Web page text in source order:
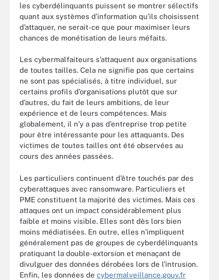
les cyberdélinquants puissent se montrer sélectifs
quant aux systèmes d’information qu’ils choisissent
d’attaquer, ne serait-ce que pour maximiser leurs
chances de monétisation de leurs méfaits.
Les cybermalfaiteurs s’attaquent aux organisations
de toutes tailles. Cela ne signifie pas que certains
ne sont pas spécialisés, à titre individuel, sur
certains profils d’organisations plutôt que sur
d’autres, du fait de leurs ambitions, de leur
expérience et de leurs compétences. Mais
globalement, il n’y a pas d’entreprise trop petite
pour être intéressante pour les attaquants. Des
victimes de toutes tailles ont été observées au
cours des années passées.
Les particuliers continuent d’être touchés par des
cyberattaques avec ransomware. Particuliers et
PME constituent la majorité des victimes. Mais ces
attaques ont un impact considérablement plus
faible et moins visible. Elles sont dès lors bien
moins médiatisées. En outre, elles n’impliquent
généralement pas de groupes de cyberdélinquants
pratiquant la double-extorsion et menaçant de
divulguer des données dérobées lors de l’intrusion.
Enfin, les données de cybermalveillance.gouv.fr